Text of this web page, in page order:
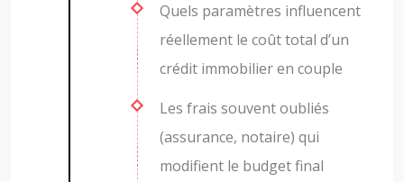
Quels paramètres influencent
réellement le coût total d’un
crédit immobilier en couple
Les frais souvent oubliés
(assurance, notaire) qui
modifient le budget final